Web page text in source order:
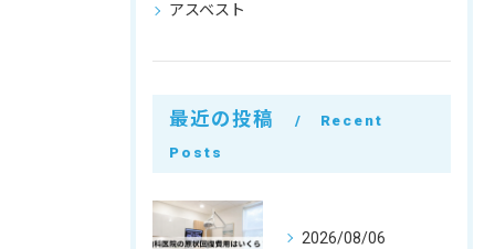
アスベスト
最近の投稿
Recent
Posts
2026/08/06